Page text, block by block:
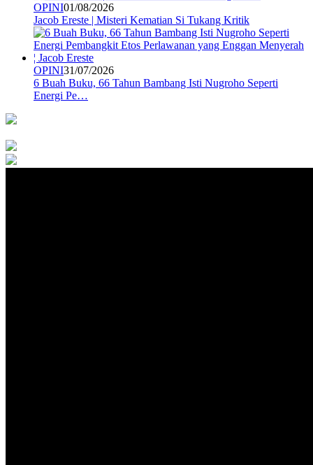
OPINI01/08/2026
Jacob Ereste | Misteri Kematian Si Tukang Kritik
OPINI31/07/2026
6 Buah Buku, 66 Tahun Bambang Isti Nugroho Seperti
Energi Pe…